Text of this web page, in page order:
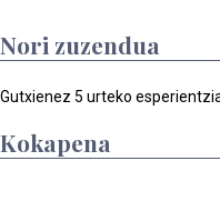
Nori zuzendua
Gutxienez 5 urteko
Kokapena